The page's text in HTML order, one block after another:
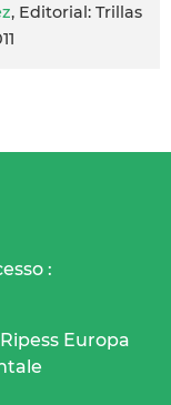
, Editorial: Trillas
:
Europa